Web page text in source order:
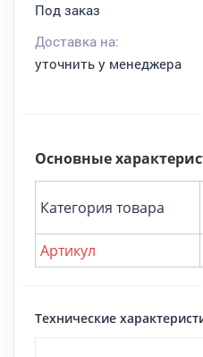
Под заказ
Доставка на:
уточнить у менеджера
Основные
Категория товара
Артикул
Технические